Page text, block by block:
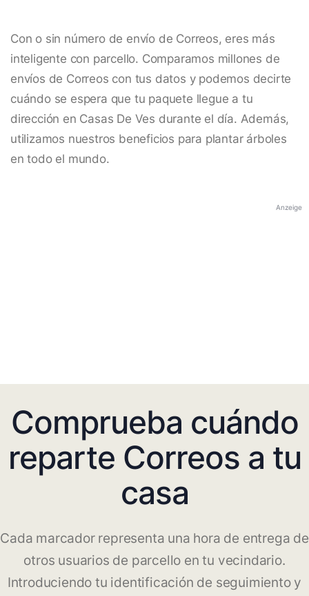
Con o sin número de envío de Correos, eres más
inteligente con parcello. Comparamos millones de
envíos de Correos con tus datos y podemos decirte
cuándo se espera que tu paquete llegue a tu
dirección en Casas De Ves durante el día. Además,
utilizamos nuestros beneficios para plantar árboles
en todo el mundo.
Anzeige
Comprueba cuándo
reparte Correos a tu
casa
Cada marcador representa una hora de entrega de
otros usuarios de parcello en tu vecindario.
Introduciendo tu identificación de seguimiento y